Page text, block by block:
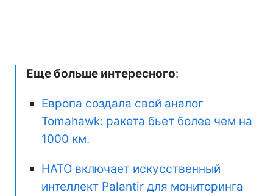
Еще больше интересного:
Европа создала свой аналог
Tomahawk: ракета бьет более чем на
1000 км.
НАТО включает искусственный
интеллект Palantir для мониторинга